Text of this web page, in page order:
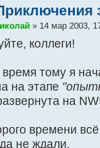
» 14 мар 2003,
коллеги!
тому я
на этапе
на
времени
не ждали.